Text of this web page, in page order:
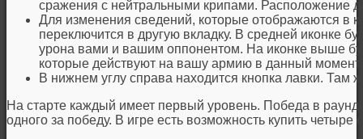
сражения с нейтральными крипами. Расположение
Для изменения сведений, которые отображаются в
переключится в другую вкладку. В средней иконке
урона вами и вашим оппонентом. На иконке выше
которые действуют на вашу армию в данный
В нижнем углу справа находится кнопка лавки. Там
На старте каждый имеет первый уровень. Победа в
одного за победу. В игре есть возможность купить четыре